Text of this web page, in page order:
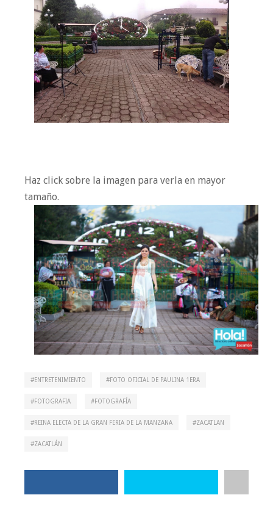
Haz click sobre la imagen para verla en mayor
tamaño.
ENTRETENIMIENTO FOTO OFICIAL DE PAULINA 1ERA
FOTOGRAFIA FOTOGRAFÍA
REINA ELECTA DE LA GRAN FERIA DE LA MANZANA ZACATLAN
ZACATLÁN